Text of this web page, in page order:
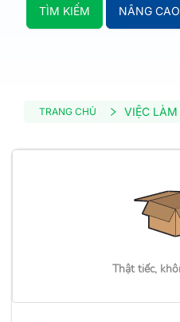
TÌM KIẾM NÂNG CAO
TRANG CHỦ VIỆC
Thật tiếc,